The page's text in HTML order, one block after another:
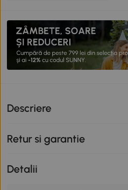
Descriere
Retur si garantie
Detalii